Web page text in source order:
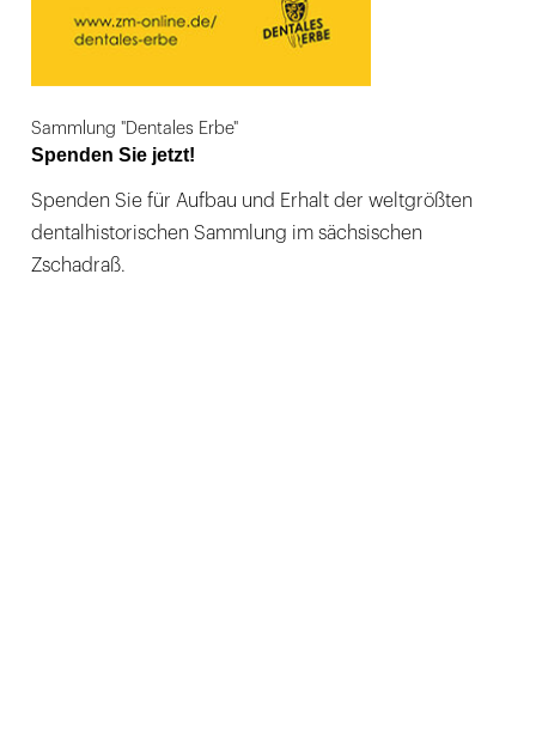
Sammlung "Dentales Erbe"
Spenden Sie jetzt!
Spenden Sie für Aufbau und Erhalt der weltgrößten
dentalhistorischen Sammlung im sächsischen
Zschadraß.